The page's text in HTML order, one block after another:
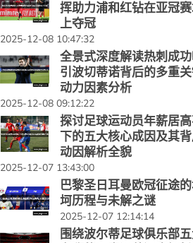
挥助力浦和红钻在亚冠
上夺冠
2025-12-08 10:47:32
全景式深度解读热刺成
引波切蒂诺背后的多重
动力因素分析
2025-12-08 09:12:22
探讨足球运动员年薪居
下的五大核心成因及其
动因解析全貌
2025-12-07 13:43:00
巴黎圣日耳曼欧冠征途
坷历程与未解之谜
2025-12-07 12:14:14
围绕波尔蒂足球俱乐部